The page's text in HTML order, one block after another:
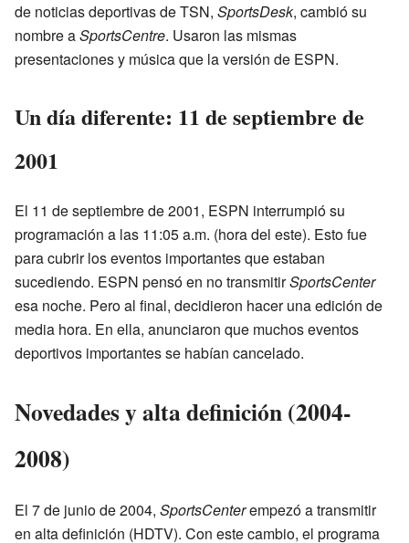
de noticias deportivas de TSN, SportsDesk, cambió su
nombre aSportsCentre. Usaron las mismas
presentaciones y música que la versión de ESPN.
Un día diferente: 11 de septiembre de
2001
El 11 de septiembre de 2001, ESPN interrumpió su
programación a las 11:05 a.m. (hora del este). Esto fue
para cubrir los eventos importantes que estaban
sucediendo. ESPN pensó en no transmitirSportsCenter
esa noche. Pero al final, decidieron hacer una edición de
media hora. En ella, anunciaron que muchos eventos
deportivos importantes se habían cancelado.
Novedades y alta definición (2004-
2008)
El 7 de junio de 2004, SportsCenterempezó a transmitir
en alta definición (HDTV). Con este cambio, el programa